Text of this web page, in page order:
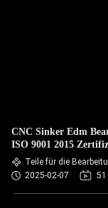
CNC Sinker Edm
ISO 9001 2015
Teile für die
2025-02-07
51